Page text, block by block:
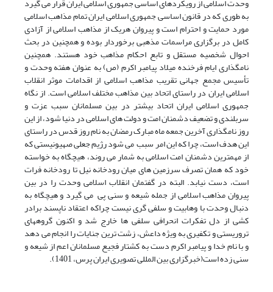
وحدت اسلامی از رویکردهای اساسی جمهوری اسلامی ایران قرار می گیرد
به طوری که در قانون اساسی جمهوری اسلامی ایران تمام مذاهب اسلامی
مورد حمایت و احترام است و پیروان هریک از مذاهب اسلامی از آزادی
کامل در برگزاری مراسمات مذهبی برخوردار بوده و همچنین در بحث
احوال شخصیه مستقل و تابع احکام مذاهب خود هستند. همچنین
نامگذاری ایام فرخنده میلاد پیامبر اکرم (ص) به عنوان هفته وحدت و
تأسیس مجمع جهانی تقریب مذاهب اسلامی از اقدامات موثر انقلاب
اسلامی ایران در راستای اتحاد بین مذاهب مختلف اسلامی است. از نگاه
جمهوری اسلامی ایران اتحاد بیشتر در بین مسلمانان سبب عزت و
سربلندی و تضعیف دشمنان امت و دولت های اسلامی در دنیا شود، از این
روز نامگذاری آخرین جمعه ماه مبارک رمضان به نام روز قدس در راستای
این هدف است، چرا که این امر سبب می شود رژیم جعلی صهیونیستی که
از مهمترین دشمنان امت اسلامی به شمار می روند، هیچگاه به خواسته
خود که همان تصرف سرزمین های میان رودخانه نیل تا رودخانه فرات
است، دست نیابد. البته در گفتمان انقلاب اسلامی وحدت را در بین
پیروان مذاهب اسلامی از جمله شیعه و سنی پی می گیرد و هیچگاه به
دنبال وحدت با وهابیت و سلفی گری نیست چراکه اعتقاد ناپسند برادر
کشی از دل تفکرات انحرافی سلفی ها خارج شد و اکنون گروههای
تروریستی و تکفیری به ویژه داعش، زشت ترین جنایات را انجام می دهد
و با نام خدا و پیامبر اکرم دست به کشتار فجیع مسلمانان اعم از شیعه و
سنی زده است(خبرگزاری بین المللی تصویری ایران پرس، 1401).